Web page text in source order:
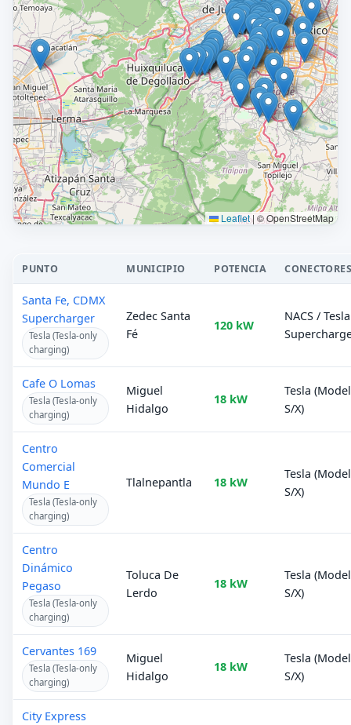
Leaflet| © OpenStreetMap
PUNTO MUNICIPIO POTENCIA CONECTORES
Santa Fe, CDMX
Supercharger
Tesla (Tesla-only
charging)
Zedec Santa
Fé
120 kW
NACS / Tesla
Cafe O Lomas
Tesla (Tesla-only
charging)
Miguel
Hidalgo
18 kW
Tesla (Model
S/X)
Centro
Comercial
Mundo E
Tesla (Tesla-only
charging)
Tlalnepantla 18 kW
Tesla (Model
S/X)
Centro
Dinámico
Pegaso
Tesla (Tesla-only
charging)
Toluca De
Lerdo
18 kW
Tesla (Model
S/X)
Cervantes 169
Tesla (Tesla-only
charging)
Miguel
Hidalgo
18 kW
Tesla (Model
S/X)
City Express